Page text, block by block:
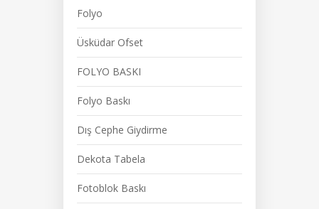
Folyo
Üsküdar Ofset
FOLYO BASKI
Folyo Baskı
Dış Cephe Giydirme
Dekota Tabela
Fotoblok Baskı